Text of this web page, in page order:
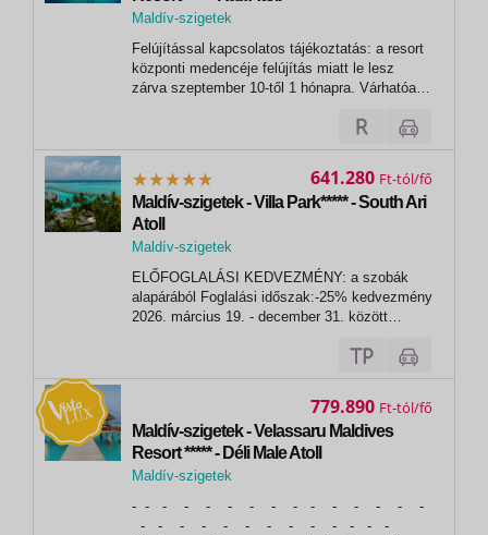
Maldív-szigetek
Felújítással kapcsolatos tájékoztatás: a resort
központi medencéje felújítás miatt le lesz
zárva szeptember 10-től 1 hónapra. Várhatóan
- - - - - - - - - - - - - - - - -
- - - - - - - A...
Maldív-szigetek - Villa Park***** - South Ari
Atoll
Maldív-szigetek
ELŐFOGLALÁSI KEDVEZMÉNY: a szobák
alapárából Foglalási időszak:-25% kedvezmény
2026. március 19. - december 31. között
január 1. - február 28. között történő foglalás
eseténUtazási időszak: 2027. április 6. -
641.280 Ft
Maldív-szigetek - Velassaru Maldives
Resort ***** - Déli Male Atoll
Maldív-szigetek
- - - - - - - - - - - - - - -
- - - - - - - - - - - - -
779.890 Ft